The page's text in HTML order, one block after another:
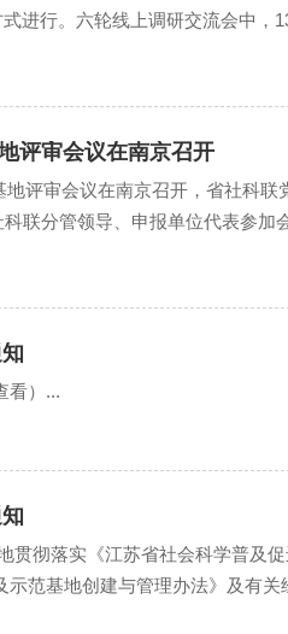
进行。六轮线上调研交流会中，
关同志，设区市社科联分管领导，
评审会议在南京召开
评审会议在南京召开，省社科联
联分管领导、申报单位代表参加
，对新申报的74家单位进行了分
看）...
彻落实《江苏省社会科学普及
范基地创建与管理办法》及有关